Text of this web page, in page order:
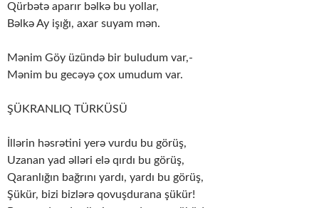
Qürbətə aparır bəlkə bu yollar,
Bəlkə Ay işığı, axar suyam mən.
Mənim Göy üzündə bir buludum var,-
Mənim bu gecəyə çox umudum var.
ŞÜKRANLIQ TÜRKÜSÜ
İllərin həsrətini yerə vurdu bu görüş,
Uzanan yad əlləri elə qırdı bu görüş,
Qaranlığın bağrını yardı, yardı bu görüş,
Şükür, bizi bizlərə qovuşdurana şükür!